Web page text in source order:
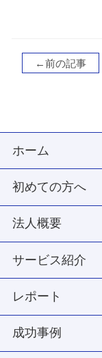
←前の記事
ホーム
初めての方へ
法人概要
サービス紹介
レポート
成功事例